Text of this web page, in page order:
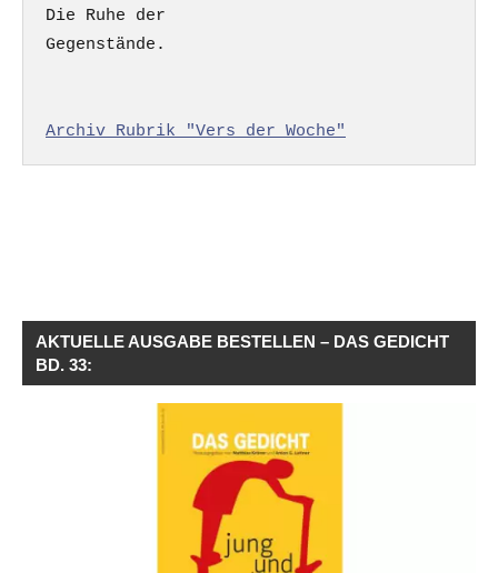
Die Ruhe der
Gegenstände.
Archiv Rubrik "Vers der Woche"
AKTUELLE AUSGABE BESTELLEN – DAS GEDICHT
BD. 33: